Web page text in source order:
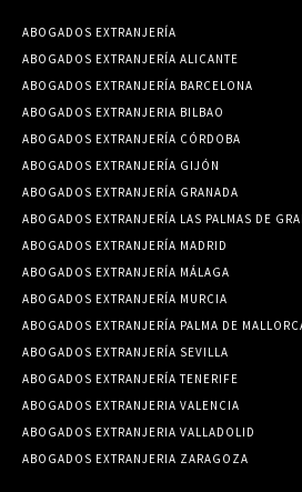
ABOGADOS EXTRANJERÍA
ABOGADOS EXTRANJERÍA ALICANTE
ABOGADOS EXTRANJERÍA BARCELONA
ABOGADOS EXTRANJERIA BILBAO
ABOGADOS EXTRANJERÍA CÓRDOBA
ABOGADOS EXTRANJERÍA GIJÓN
ABOGADOS EXTRANJERÍA GRANADA
ABOGADOS EXTRANJERÍA LAS PALMAS DE
ABOGADOS EXTRANJERÍA MADRID
ABOGADOS EXTRANJERÍA MÁLAGA
ABOGADOS EXTRANJERÍA MURCIA
ABOGADOS EXTRANJERÍA PALMA DE
ABOGADOS EXTRANJERÍA SEVILLA
ABOGADOS EXTRANJERÍA TENERIFE
ABOGADOS EXTRANJERIA VALENCIA
ABOGADOS EXTRANJERIA VALLADOLID
ABOGADOS EXTRANJERIA ZARAGOZA